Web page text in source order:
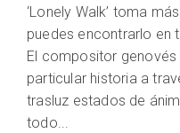
‘Lonely Walk’ toma
puedes encontrarlo en
El compositor
particular historia a
trasluz estados de
todo...